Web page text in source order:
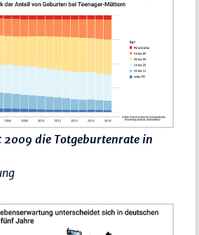
2009 die Totgeburtenrate in